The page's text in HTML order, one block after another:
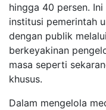
hingga 40 persen.
institusi pemerintah
dengan publik
berkeyakinan
masa seperti
khusus.
Dalam mengelola